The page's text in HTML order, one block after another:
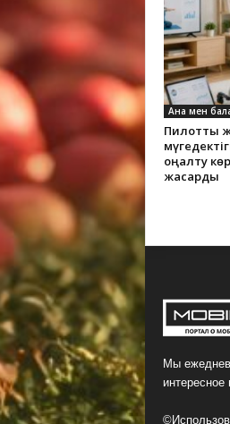
Ана мен
Пилоттық
оңалту
жақсарды
Мы